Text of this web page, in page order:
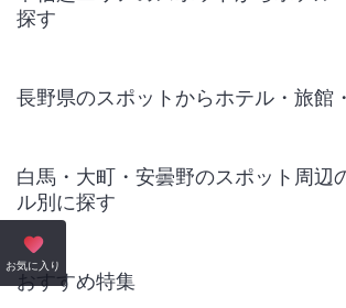
お気に入り
探す
長野県のスポットからホテル・旅館
白馬・大町・安曇野のスポット周辺
ル別に探す
おすすめ特集